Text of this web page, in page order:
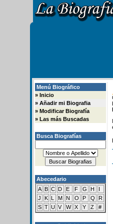
Menú Biográfico
» Inicio
» Añadir mi Biografia
» Modificar Biografía
» Las más Buscadas
Busca Biografías
Abecedario
A B C D E F G H
I
J
K L M N O P Q
R
S T U V W X Y Z #